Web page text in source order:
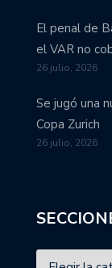
El penal de
el VAR no
26 julio, 2026
Se jugó una
Copa Zurich
26 julio, 2026